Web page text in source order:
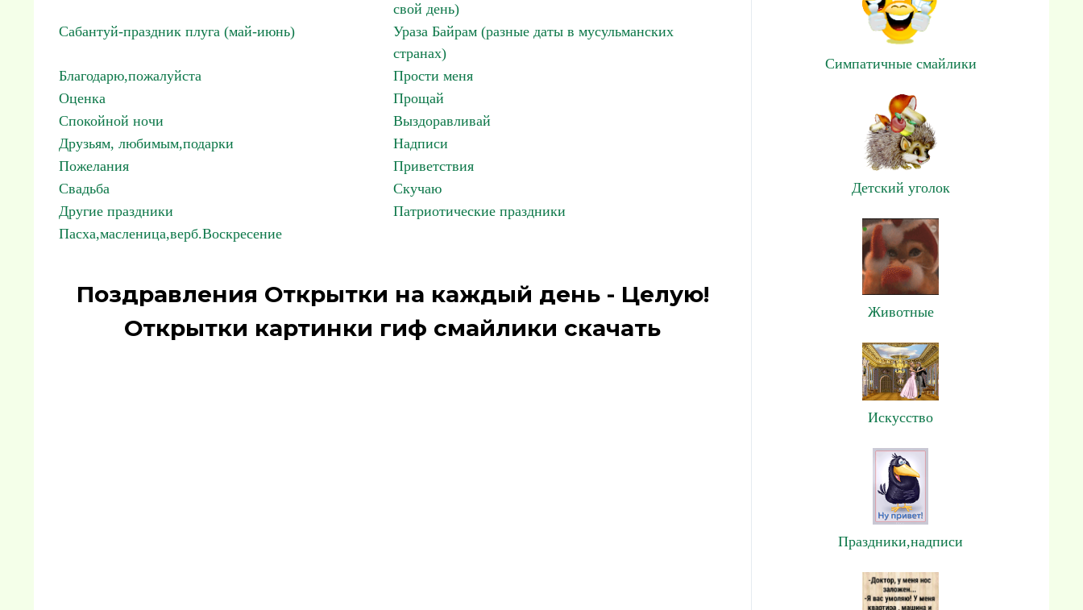
свой день)
Сабантуй-праздник плуга (май-июнь)
Ураза Байрам (разные даты в мусульманских
странах)
Благодарю,пожалуйста
Прости меня
Оценка
Прощай
Спокойной ночи
Выздоравливай
Друзьям, любимым,подарки
Надписи
Пожелания
Приветствия
Свадьба
Скучаю
Другие праздники
Патриотические праздники
Пасха,масленица,верб.Воскресение
Поздравления Открытки на каждый день - Целую!
Открытки картинки гиф смайлики скачать
Симпатичные смайлики
Детский уголок
Животные
Искусство
Праздники,надписи